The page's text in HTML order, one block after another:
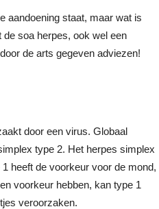
aandoening staat, maar wat is
soa herpes, ook wel een
de arts gegeven adviezen!
door een virus. Globaal
type 2. Het herpes simplex
heeft de voorkeur voor de mond,
voorkeur hebben, kan type 1
veroorzaken.